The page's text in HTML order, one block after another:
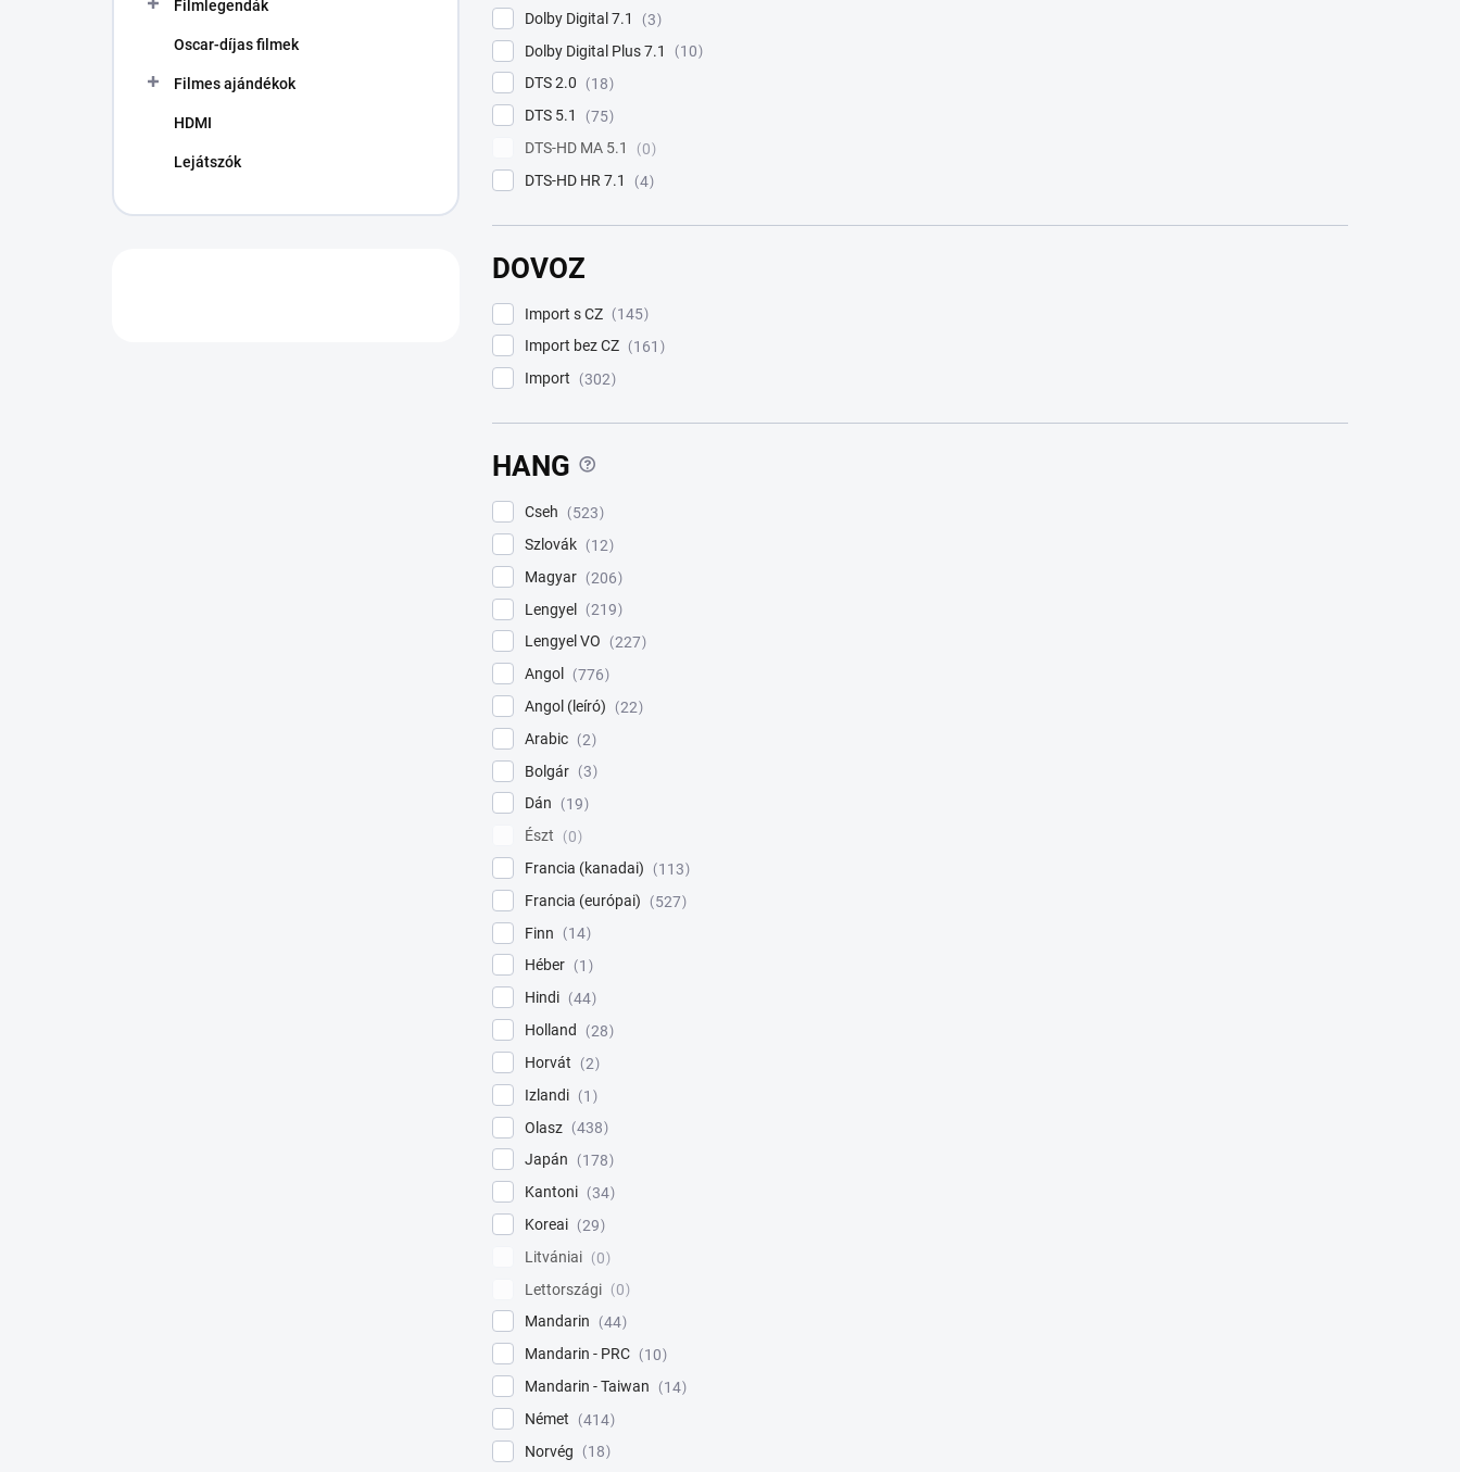
Filmlegendák
Oscar-díjas filmek
Filmes ajándékok
HDMI
Lejátszók
Dolby Digital 7.1
3
Dolby Digital Plus 7.1
10
DTS 2.0
18
DTS 5.1
75
DTS-HD MA 5.1
0
DTS-HD HR 7.1
4
DOVOZ
Import s CZ
145
Import bez CZ
161
Import
302
HANG ?
Cseh
523
Szlovák
12
Magyar
206
Lengyel
219
Lengyel VO
227
Angol
776
Angol (leíró)
22
Arabic
2
Bolgár
3
Dán
19
Észt
0
Francia (kanadai)
113
Francia (európai)
527
Finn
14
Héber
1
Hindi
44
Holland
28
Horvát
2
Izlandi
1
Olasz
438
Japán
178
Kantoni
34
Koreai
29
Litvániai
0
Lettországi
0
Mandarin
44
Mandarin - PRC
10
Mandarin - Taiwan
14
Német
414
Norvég
18